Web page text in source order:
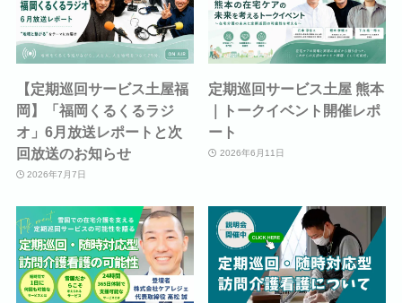
【定期巡回サービス土屋福
岡】「福岡くるくるラジ
オ」6月放送レポートと次
回放送のお知らせ
2026年7月7日
定期巡回サービス土屋 熊本
｜トークイベント開催レポ
ート
2026年6月11日